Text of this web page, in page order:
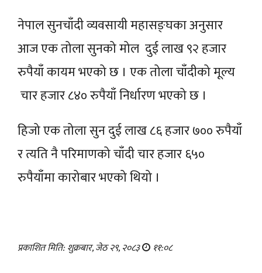
नेपाल सुनचाँदी व्यवसायी महासङ्घका अनुसार
आज एक तोला सुनको मोल दुई लाख ९२ हजार
रुपैयाँ कायम भएको छ । एक तोला चाँदीको मूल्य
चार हजार ८४० रुपैयाँ निर्धारण भएको छ ।
हिजो एक तोला सुन दुई लाख ८६ हजार ७०० रुपैयाँ
र त्यति नै परिमाणको चाँदी चार हजार ६५०
रुपैयाँमा कारोबार भएको थियो ।
प्रकाशित मिति: शुक्रबार, जेठ २९, २०८३ ११:०८